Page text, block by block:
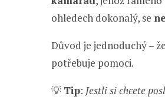
ohledech dokonalý, se
Důvod je jednoduchý –
potřebuje pomoci.
💡 Tip: Jestli si chcete